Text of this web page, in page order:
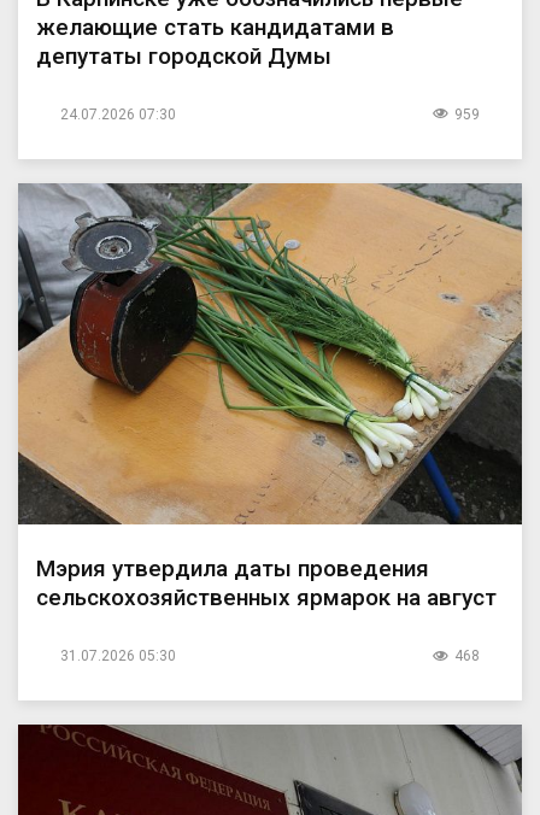
желающие стать кандидатами в
депутаты городской Думы
24.07.2026 07:30 959
Мэрия утвердила даты проведения
сельскохозяйственных ярмарок на август
31.07.2026 05:30 468